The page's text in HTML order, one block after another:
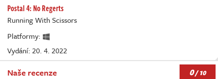
Postal 4: No Regerts
Running With Scissors
Platformy:
Vydání: 20. 4. 2022
Naše recenze 0/ 10